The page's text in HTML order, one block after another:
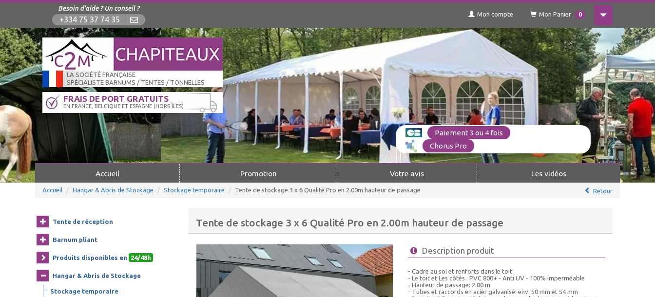
Besoin d'aide ? Un conseil ?
+334 75 37 74 35
Mon compte Mon Panier 0
LA SOCIÉTÉ FRANÇAISE
SPÉCIALISTE BARNUMS / TENTES / TONNELLES
FRAIS DE PORT GRATUITS
EN FRANCE, BELGIQUE ET ESPAGNE (HORS ÎLES)
Paiement 3 ou 4 fois
Chorus Pro
Accueil Promotion Votre avis Les vidéos
Accueil Hangar & Abris de Stockage Stockage temporaire Tente de stockage 3 x 6 Qualité Pro en 2.00m hauteur de passage Retour
Tente de réception
Barnum pliant
Produits disponibles en 24/48h
Hangar & Abris de Stockage
Stockage temporaire
Tente de stockage 3 x 6 Qualité Pro en 2.00m hauteur de passage
Description produit
- Cadre au sol et renforts dans le toit
- Le toit et Les côtés : PVC 800+ - Anti UV - 100% imperméable
- Hauteur de passage: 2.00 m
- Tubes et raccords en acier galvanisé: env. 50 mm et 54 mm